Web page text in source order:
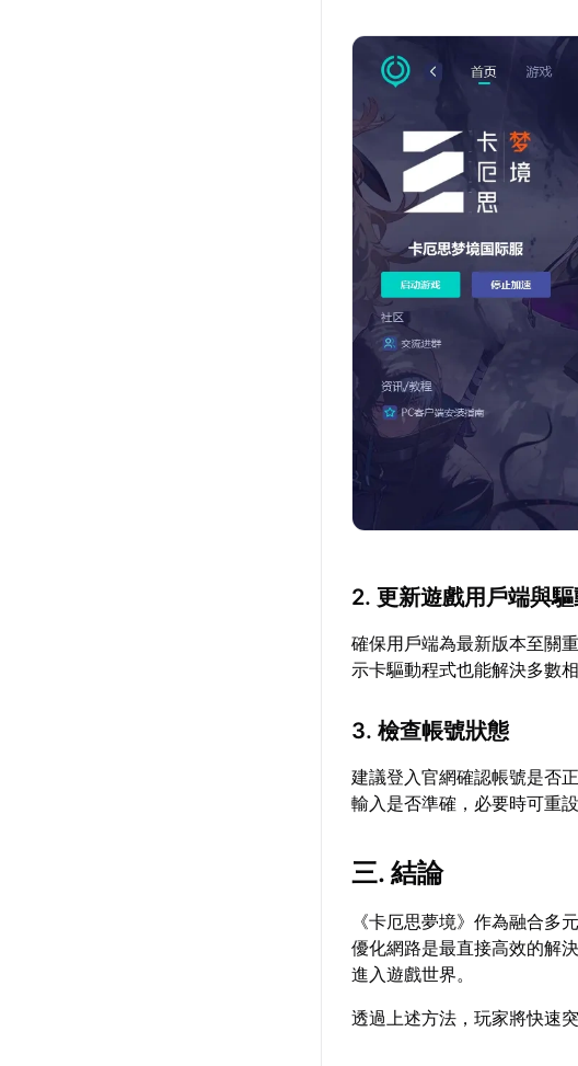
2. 更新遊戲用戶端與
確保用戶端為最新版本至關
示卡驅動程式也能解決多數相
3. 檢查帳號狀態
建議登入官網確認帳號是否
輸入是否準確，必要時可重設
三. 結論
《卡厄思夢境》作為融合多
優化網路是最直接高效的解
進入遊戲世界。
透過上述方法，玩家將快速